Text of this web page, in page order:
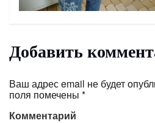
Добавить
Ваш адрес email не будет
поля помечены *
Комментарий